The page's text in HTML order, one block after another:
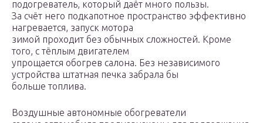
подогреватель, который даёт много пользы.
За счёт него подкапотное пространство эффективно
нагревается, запуск мотора
зимой проходит без обычных сложностей. Кроме
того, с тёплым двигателем
упрощается обогрев салона. Без независимого
устройства штатная печка забрала бы
больше топлива.
Воздушные автономные обогреватели